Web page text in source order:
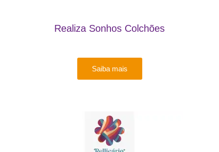
Realiza Sonhos Colchões
Saiba mais